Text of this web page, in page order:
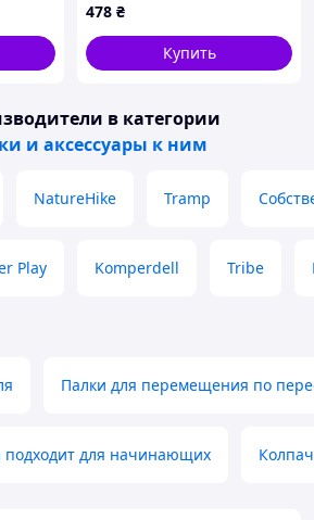
TRA-117 Black HA77T24771
478 ₴
Купить
в категории
и аксессуары к ним
NatureHike Tramp
Play Komperdell Tribe
Палки для перемещения по
подходит для начинающих